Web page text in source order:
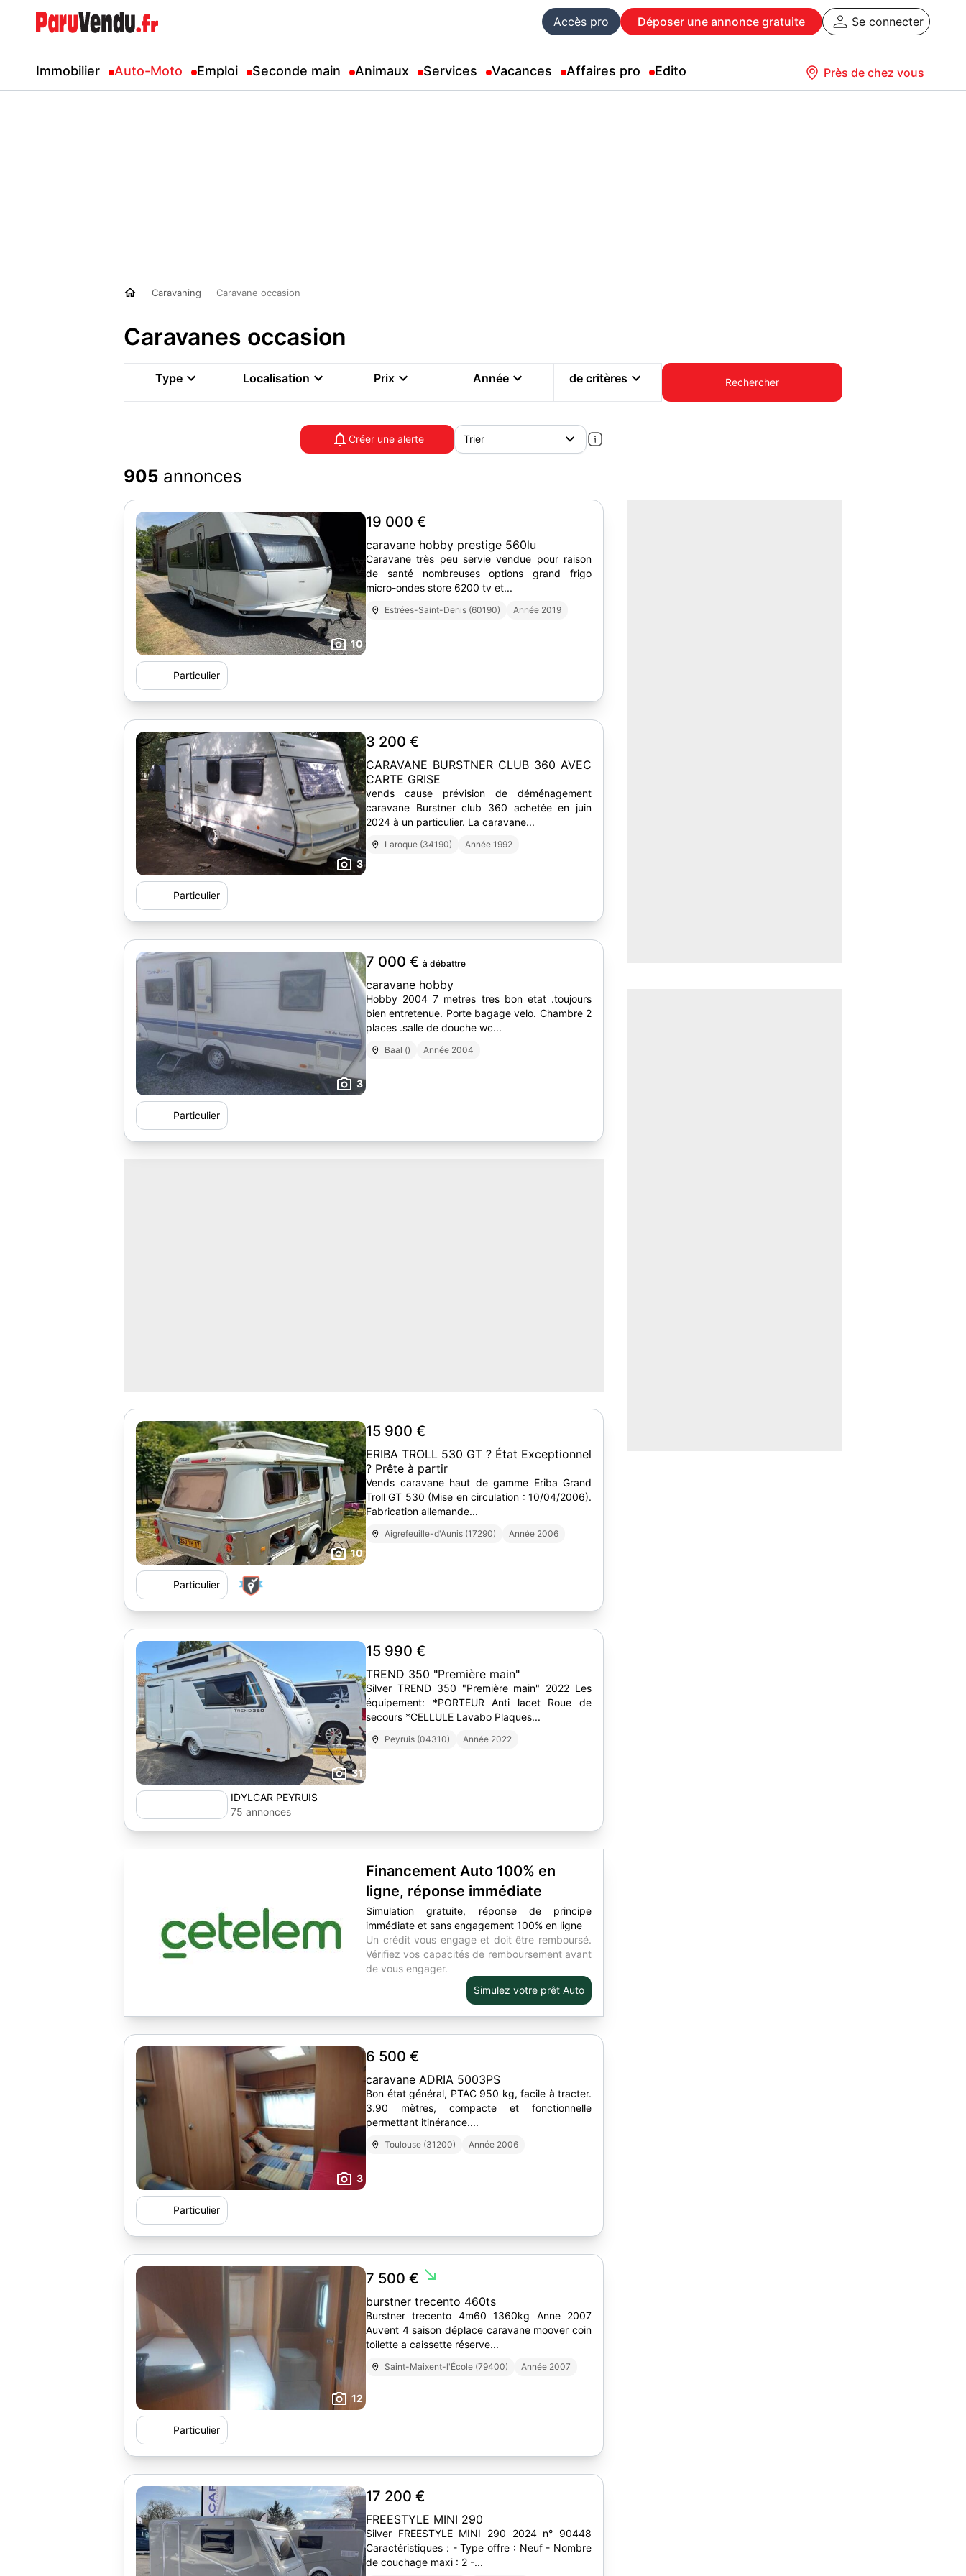
Accès pro Déposer une annonce gratuite Se connecter
Immobilier Auto-Moto Emploi Seconde main Animaux Services Vacances Affaires pro Edito Près de chez vous
Caravaning Caravane occasion
Caravanes occasion
Type Localisation Prix Année de critères Rechercher
Créer une alerte
905 annonces
10
19 000 €
caravane hobby prestige 560lu
Caravane très peu servie vendue pour raison
de santé nombreuses options grand frigo
micro-ondes store 6200 tv et...
Estrées-Saint-Denis (60190) Année 2019
Particulier
3
3 200 €
CARAVANE BURSTNER CLUB 360 AVEC
CARTE GRISE
vends cause prévision de déménagement
caravane Burstner club 360 achetée en juin
2024 à un particulier. La caravane...
Laroque (34190) Année 1992
Particulier
3
7 000 € à débattre
caravane hobby
Hobby 2004 7 metres tres bon etat .toujours
bien entretenue. Porte bagage velo. Chambre 2
places .salle de douche wc...
Baal () Année 2004
Particulier
10
15 900 €
ERIBA TROLL 530 GT ? État Exceptionnel
? Prête à partir
Vends caravane haut de gamme Eriba Grand
Troll GT 530 (Mise en circulation : 10/04/2006).
Fabrication allemande...
Aigrefeuille-d'Aunis (17290) Année 2006
Particulier
31
15 990 €
TREND 350 "Première main"
Silver TREND 350 "Première main" 2022 Les
équipement: *PORTEUR Anti lacet Roue de
secours *CELLULE Lavabo Plaques...
Peyruis (04310) Année 2022
IDYLCAR PEYRUIS
75 annonces
Financement Auto 100% en
ligne, réponse immédiate
Simulation gratuite, réponse de principe
immédiate et sans engagement 100% en ligne
Un crédit vous engage et doit être remboursé.
Vérifiez vos capacités de remboursement avant
de vous engager.
Simulez votre prêt Auto
3
6 500 €
caravane ADRIA 5003PS
Bon état général, PTAC 950 kg, facile à tracter.
3.90 mètres, compacte et fonctionnelle
permettant itinérance....
Toulouse (31200) Année 2006
Particulier
12
7 500 € south_east
burstner trecento 460ts
Burstner trecento 4m60 1360kg Anne 2007
Auvent 4 saison déplace caravane moover coin
toilette a caissette réserve...
Saint-Maixent-l'École (79400) Année 2007
Particulier
17 200 €
FREESTYLE MINI 290
Silver FREESTYLE MINI 290 2024 n° 90448
Caractéristiques : - Type offre : Neuf - Nombre
de couchage maxi : 2 -...